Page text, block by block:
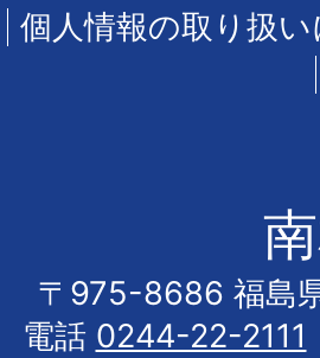
個人情報の取り扱
〒975-8686 福島
電話 0244-22-2111